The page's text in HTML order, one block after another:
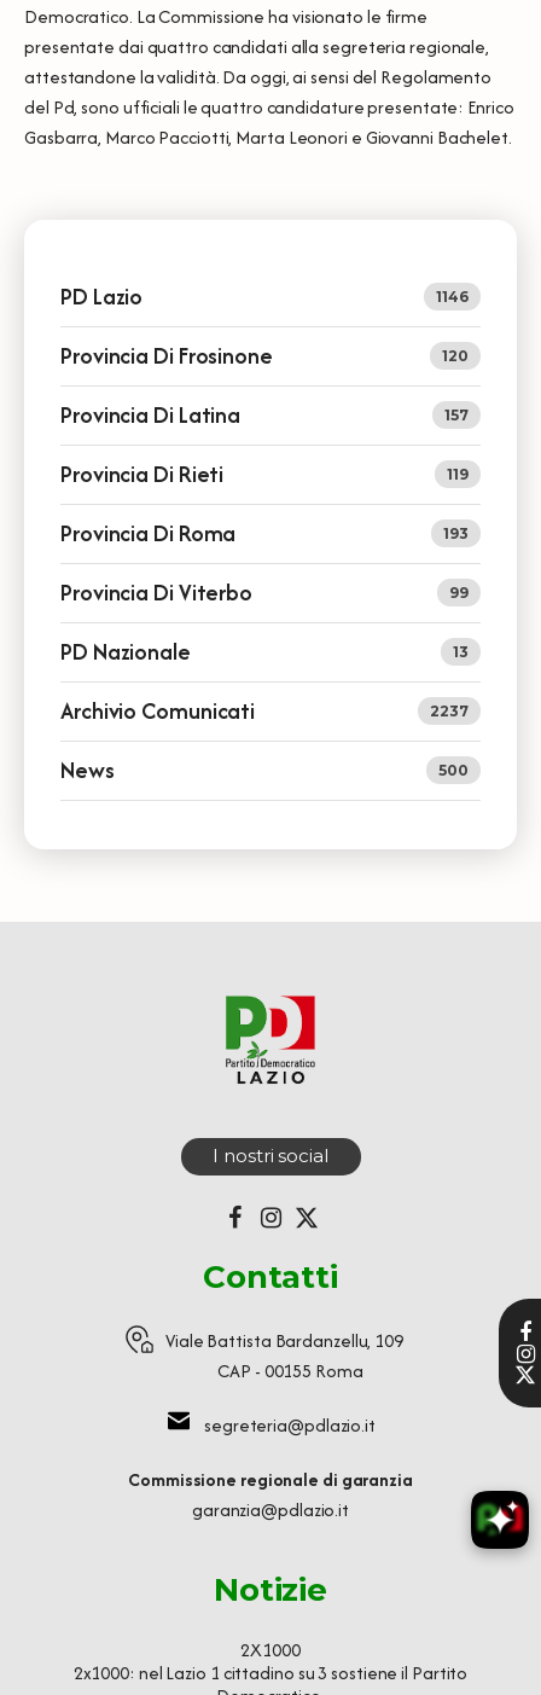
Democratico. La Commissione ha visionato le firme
presentate dai quattro candidati alla segreteria regionale,
attestandone la validità. Da oggi, ai sensi del Regolamento
del Pd, sono ufficiali le quattro candidature presentate: Enrico
Gasbarra, Marco Pacciotti, Marta Leonori e Giovanni Bachelet.
PD Lazio 1146
Provincia Di Frosinone 120
Provincia Di Latina 157
Provincia Di Rieti 119
Provincia Di Roma 193
Provincia Di Viterbo 99
PD Nazionale 13
Archivio Comunicati 2237
News 500
I nostri social
Contatti
Viale Battista Bardanzellu, 109
CAP - 00155 Roma
segreteria@pdlazio.it
Commissione regionale di garanzia
garanzia@pdlazio.it
Notizie
2X1000
2x1000: nel Lazio 1 cittadino su 3 sostiene il Partito